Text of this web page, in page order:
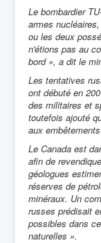
Le bombardier
armes
ou les deux
n'étions pas au
bord », a dit le
Les tentatives
ont débuté en
des militaires et
toutefois ajouté
aux
Le Canada est
afin de
géologues
réserves de
minéraux. Un
russes prédisait
possibles dans
naturelles ».